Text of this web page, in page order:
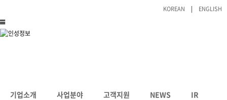
KOREAN | ENGLISH
기업소개 사업분야 고객지원 NEWS IR